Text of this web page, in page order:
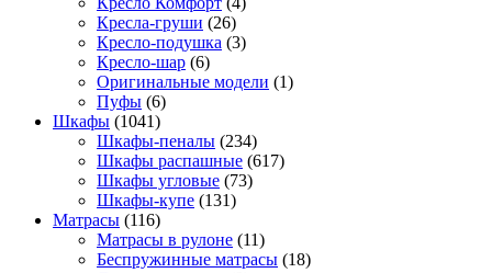
Кресла-груши (26)
Кресло-подушка (3)
Кресло-шар (6)
Оригинальные модели (1)
Пуфы (6)
Шкафы (1041)
Шкафы-пеналы (234)
Шкафы распашные (617)
Шкафы угловые (73)
Шкафы-купе (131)
Матрасы (116)
Матрасы в рулоне (11)
Беспружинные матрасы (18)